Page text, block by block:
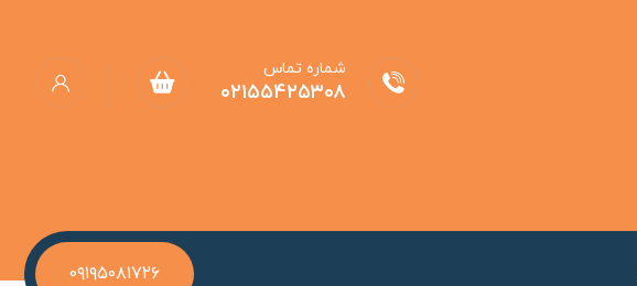
شماره تماس
۰۲۱۵۵۴۲۵۳۰۸
۰۹۱۹۵۰۸۱۷۲۶